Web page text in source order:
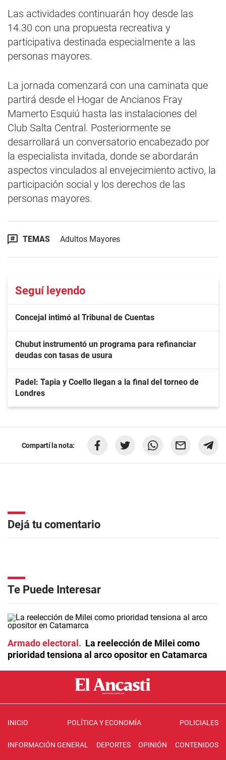
Las actividades continuarán hoy desde las
14.30 con una propuesta recreativa y
participativa destinada especialmente a las
personas mayores.
La jornada comenzará con una caminata que
partirá desde el Hogar de Ancianos Fray
Mamerto Esquiú hasta las instalaciones del
Club Salta Central. Posteriormente se
desarrollará un conversatorio encabezado por
la especialista invitada, donde se abordarán
aspectos vinculados al envejecimiento activo, la
participación social y los derechos de las
personas mayores.
TEMAS Adultos Mayores
Seguí leyendo
Concejal intimó al Tribunal de Cuentas
Chubut instrumentó un programa para refinanciar
deudas con tasas de usura
Padel: Tapia y Coello llegan a la final del torneo de
Londres
Compartí la nota:
Dejá tu comentario
Te Puede Interesar
Armado electoral
La reelección de Milei como
prioridad tensiona al arco opositor en Catamarca
INICIO POLÍTICA Y ECONOMÍA POLICIALES
INFORMACIÓN GENERAL DEPORTES OPINIÓN CONTENIDOS